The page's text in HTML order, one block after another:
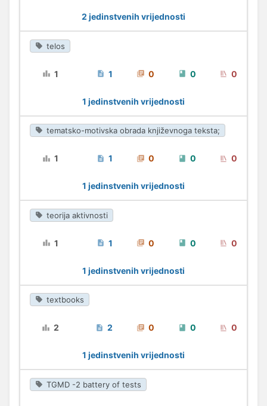
2 jedinstvenih vrijednosti
telos
1 1 0 0 0
1 jedinstvenih vrijednosti
tematsko-motivska obrada književnoga teksta;
1 1 0 0 0
1 jedinstvenih vrijednosti
teorija aktivnosti
1 1 0 0 0
1 jedinstvenih vrijednosti
textbooks
2 2 0 0 0
1 jedinstvenih vrijednosti
TGMD -2 battery of tests